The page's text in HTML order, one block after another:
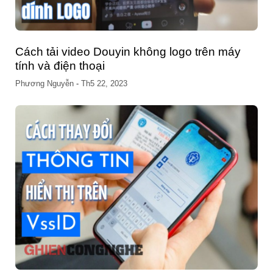
Cách tải video Douyin không logo trên máy
tính và điện thoại
Phương Nguyễn - Th5 22, 2023